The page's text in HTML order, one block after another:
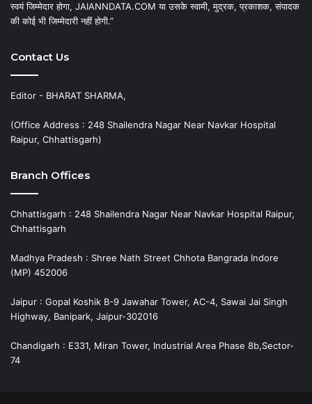
स्वयं जिम्मेदार होगा, JAIANNDATA.COM या उसके स्वामी, मुद्रक, प्रकाशक, संपादक
की कोई भी जिम्मेदारी नहीं होगी.”
Contact Us
Editor - BHARAT SHARMA,
(Office Address : 248 Shailendra Nagar Near Navkar Hospital
Raipur, Chhattisgarh)
Branch Offices
Chhattisgarh : 248 Shailendra Nagar Near Navkar Hospital Raipur,
Chhattisgarh
Madhya Pradesh : Shree Nath Street Chhota Bangrada Indore
(MP) 452006
Jaipur : Gopal Koshik B-9 Jawahar Tower, AC-4, Sawai Jai Singh
Highway, Banipark, Jaipur-302016
Chandigarh : E331, Miran Tower, Industrial Area Phase 8b,Sector-
74